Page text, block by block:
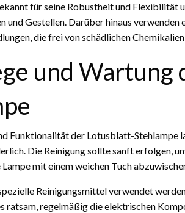
für seine Robustheit und Flexibilität
und Gestellen. Darüber hinaus
die frei von schädlichen
und Wartung
Funktionalität der Lotusblatt-Stehlampe
Die Reinigung sollte sanft erfolgen,
Lampe mit einem weichen Tuch
Reinigungsmittel verwendet
ratsam, regelmäßig die elektrischen